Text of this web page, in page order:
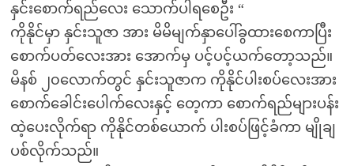
နှင်းစောက်ရည်လေး သောက်ပါရစေဦး “
ကိုနိုင်မှာ နှင်းသူဇာ အား မိမိမျက်နှာပေါ်ခွထားစေကာပြီး
စောက်ပတ်လေးအား အောက်မှ ပင့်ပင့်ယက်တော့သည်။
မိနစ် ၂၀လောက်တွင် နှင်းသူဇာက ကိုနိုင်ပါးစပ်လေးအား
စောက်ခေါင်းပေါက်လေးနှင့် တေ့ကာ စောက်ရည်များပန်း
ထဲ့ပေးလိုက်ရာ ကိုနိုင်တစ်ယောက် ပါးစပ်ဖြင့်ခံကာ မျိုချ
ပစ်လိုက်သည်။